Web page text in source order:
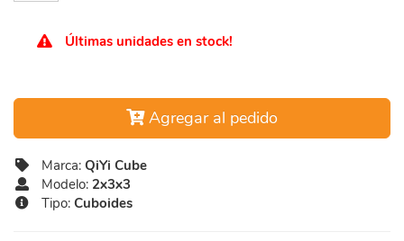
Últimas unidades en stock!
Agregar al pedido
Marca: QiYi Cube
Modelo: 2x3x3
Tipo: Cuboides